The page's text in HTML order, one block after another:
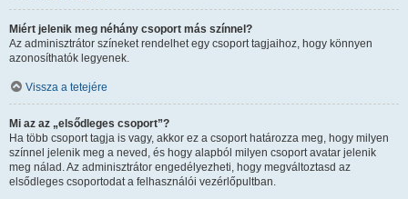
Miért jelenik meg néhány csoport más színnel?
Az adminisztrátor színeket rendelhet egy csoport tagjaihoz, hogy könnyen
azonosíthatók legyenek.
Vissza a tetejére
Mi az az „elsődleges csoport”?
Ha több csoport tagja is vagy, akkor ez a csoport határozza meg, hogy milyen
színnel jelenik meg a neved, és hogy alapból milyen csoport avatar jelenik
meg nálad. Az adminisztrátor engedélyezheti, hogy megváltoztasd az
elsődleges csoportodat a felhasználói vezérlőpultban.